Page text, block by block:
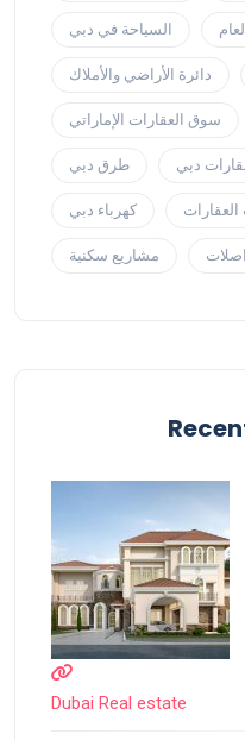
السياحة في دبي
دائرة الأراضي والأملاك
سوق العقارات الإماراتي
طرق دبي دبي
كهرباء دبي العقارات
مشاريع سكنية
Dubai Real estate